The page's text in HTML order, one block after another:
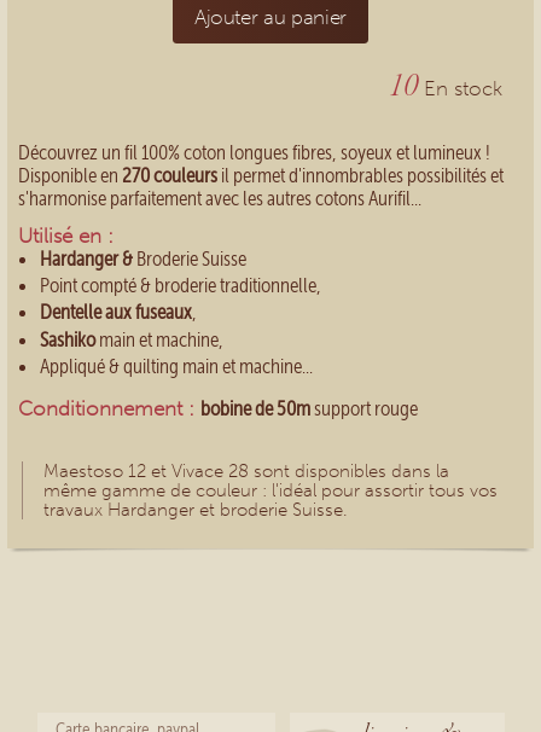
Découvrez un fil 100% coton longues fibres, soyeux et lumineux !
Disponible en 270 couleursil permet d'innombrables possibilités et
s'harmonise parfaitement avec les autres cotons Aurifil...
Utilisé en :
Hardanger &Broderie Suisse
Point compté & broderie traditionnelle,
Dentelle aux fuseaux,
Sashikomain et machine,
Appliqué & quilting main et machine...
Conditionnement : bobine de 50msupport rouge
Ajouter au panier
Maestoso 12 et Vivace 28 sont disponibles dans la
même gamme de couleur : l'idéal pour assortir tous vos
travaux Hardanger et broderie Suisse.
10 En stock